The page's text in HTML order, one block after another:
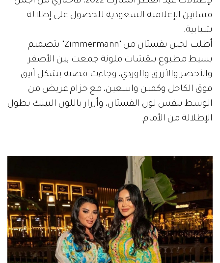
فساتين الإعلامية السعودية للحصول على إطلالة
شبابية.
أطلت لجين بفستان من "Zimmermann" بتصميم
بسيط مطبوع بنقشات ملونة جمعت بين الأصفر
والأخضر والأزرق والوردي، وجاءت قصته بشكل أنيق
فوق الكاحل وكمين واسعين، مع حزام عريض من
الوسط بنفس لون الفستان، وأزرار باللون البينك بطول
الإطلالة من الأمام.